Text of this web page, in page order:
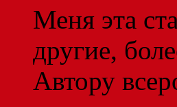
Меня эта
другие,
Автору